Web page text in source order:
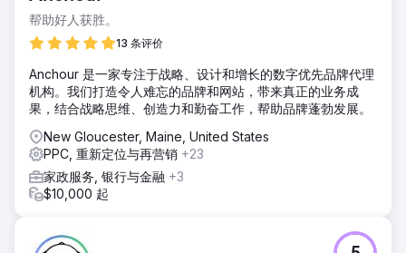
帮助好人获胜。
13 条评价
Anchour 是一家专注于战略、设计和增长的数字优先品牌代理
机构。我们打造令人难忘的品牌和网站，带来真正的业务成
果，结合战略思维、创造力和勤奋工作，帮助品牌蓬勃发展。
New Gloucester, Maine, United States
PPC, 重新定位与再营销 +23
家政服务, 银行与金融 +3
$10,000 起